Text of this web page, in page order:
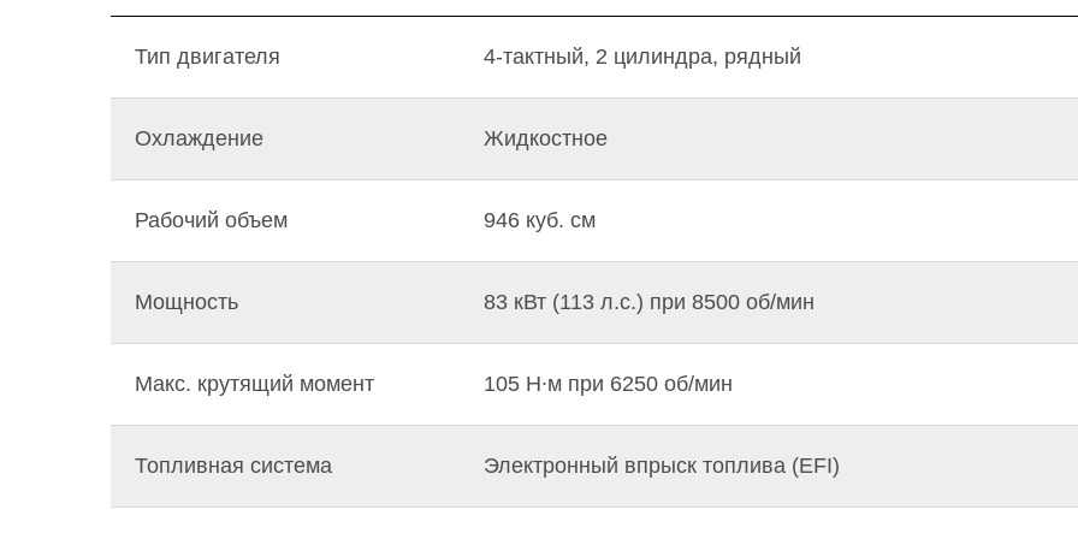
Тип двигателя 4-тактный, 2 цилиндра, рядный
Охлаждение Жидкостное
Рабочий объем 946 куб. см
Мощность 83 кВт (113 л.с.) при 8500 об/мин
Макс. крутящий момент 105 Н∙м при 6250 об/мин
Топливная система Электронный впрыск топлива (EFI)